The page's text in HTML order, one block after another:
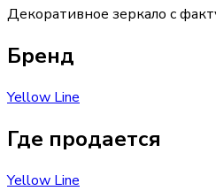
Декоративное зеркало с
Бренд
Yellow Line
Где продается
Yellow Line